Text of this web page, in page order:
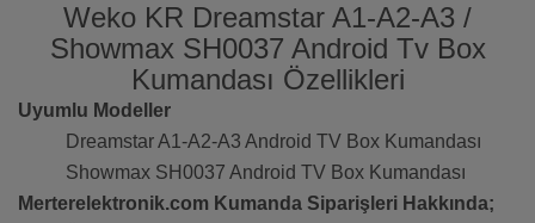
Weko KR Dreamstar A1-A2-A3 /
Showmax SH0037 Android Tv Box
Kumandası Özellikleri
Uyumlu Modeller
Dreamstar A1-A2-A3 Android TV Box Kumandası
Showmax SH0037 Android TV Box Kumandası
Merterelektronik.com Kumanda Siparişleri Hakkında;